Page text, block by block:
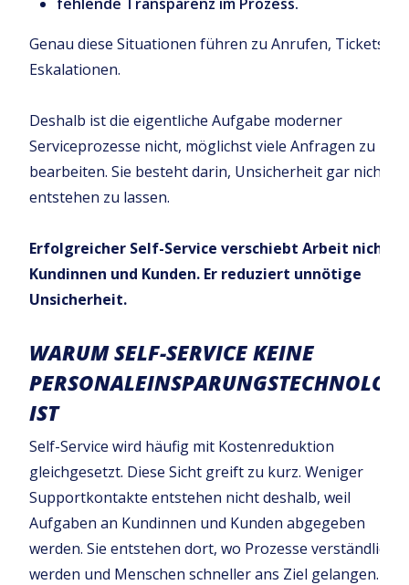
Genau diese Situationen führen zu Anrufen, Tickets
Eskalationen.
Deshalb ist die eigentliche Aufgabe moderner
Serviceprozesse nicht, möglichst viele Anfragen zu
bearbeiten. Sie besteht darin, Unsicherheit gar nicht
entstehen zu lassen.
Erfolgreicher Self-Service verschiebt Arbeit nicht
Kundinnen und Kunden. Er reduziert unnötige
Unsicherheit.
WARUM SELF-SERVICE KEINE
IST
Self-Service wird häufig mit Kostenreduktion
gleichgesetzt. Diese Sicht greift zu kurz. Weniger
Supportkontakte entstehen nicht deshalb, weil
Aufgaben an Kundinnen und Kunden abgegeben
werden. Sie entstehen dort, wo Prozesse verständlicher
werden und Menschen schneller ans Ziel gelangen.